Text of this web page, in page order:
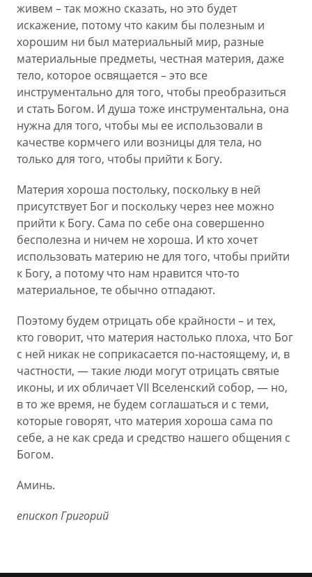
живем – так можно сказать, но это будет
искажение, потому что каким бы полезным и
хорошим ни был материальный мир, разные
материальные предметы, честная материя, даже
тело, которое освящается – это все
инструментально для того, чтобы преобразиться
и стать Богом. И душа тоже инструментальна, она
нужна для того, чтобы мы ее использовали в
качестве кормчего или возницы для тела, но
только для того, чтобы прийти к Богу.
Материя хороша постольку, поскольку в ней
присутствует Бог и поскольку через нее можно
прийти к Богу. Сама по себе она совершенно
бесполезна и ничем не хороша. И кто хочет
использовать материю не для того, чтобы прийти
к Богу, а потому что нам нравится что-то
материальное, те обычно отпадают.
Поэтому будем отрицать обе крайности – и тех,
кто говорит, что материя настолько плоха, что Бог
с ней никак не соприкасается по-настоящему, и, в
частности, — такие люди могут отрицать святые
иконы, и их обличает VII Вселенский собор, — но,
в то же время, не будем соглашаться и с теми,
которые говорят, что материя хороша сама по
себе, а не как среда и средство нашего общения с
Богом.
Аминь.
епископ Григорий